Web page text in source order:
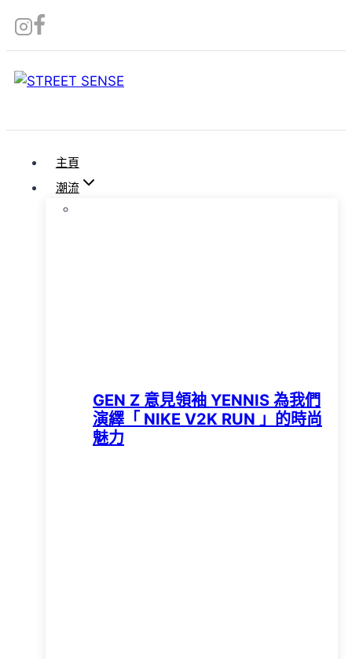
Skip
to
主頁
潮流
GEN Z 意見領袖 YENNIS 為我們
演繹「 NIKE V2K RUN 」的時尚
魅力